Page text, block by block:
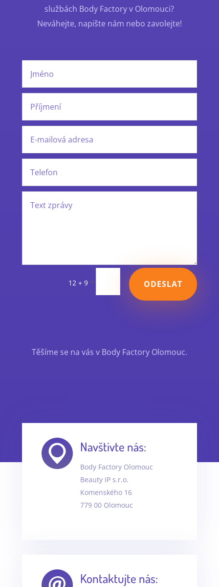
službách Body Factory v Olomouci?
Neváhejte, napište nám nebo zavolejte!
12 + 9 = ODESLAT
Těšíme se na vás v Body Factory Olomouc.
Navštivte nás:
Body Factory Olomouc
Beauty IP s.r.o.
Komenského 16
779 00 Olomouc
Kontaktujte nás: